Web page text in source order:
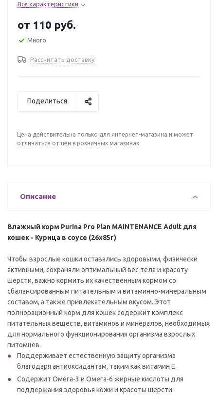
Все характеристики
от 110 руб.
Много
Рассчитать доставку
Поделиться
Цена действительна только для интернет-магазина и может
отличаться от цен в розничных магазинах
Описание
Влажный корм Purina Pro Plan MAINTENANCE Adult для
кошек - Курица в соусе (26x85г)
Чтобы взрослые кошки оставались здоровыми, физически
активными, сохраняли оптимальный вес тела и красоту
шерсти, важно кормить их качественным кормом со
сбалансированным питательным и витаминно-минеральным
составом, а также привлекательным вкусом. Этот
полнорационный корм для кошек содержит комплекс
питательных веществ, витаминов и минералов, необходимых
для нормального функционирования организма взрослых
питомцев.
Поддерживает естественную защиту организма
благодаря антиоксидантам, таким как витамин Е.
Содержит Омега-3 и Омега-6 жирные кислоты для
поддержания здоровья кожи и красоты шерсти.